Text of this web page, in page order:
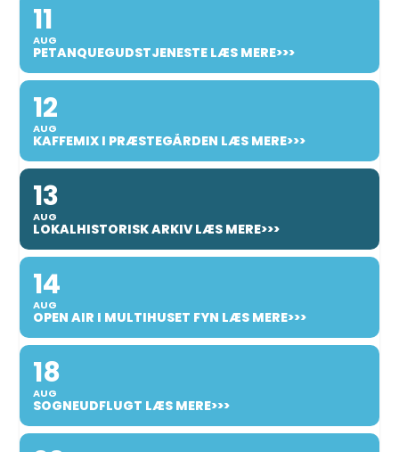
11
AUG
PETANQUEGUDSTJENESTE LÆS MERE>>>
12
AUG
KAFFEMIX I PRÆSTEGÅRDEN LÆS MERE>>>
13
AUG
LOKALHISTORISK ARKIV LÆS MERE>>>
14
AUG
OPEN AIR I MULTIHUSET FYN LÆS MERE>>>
18
AUG
SOGNEUDFLUGT LÆS MERE>>>